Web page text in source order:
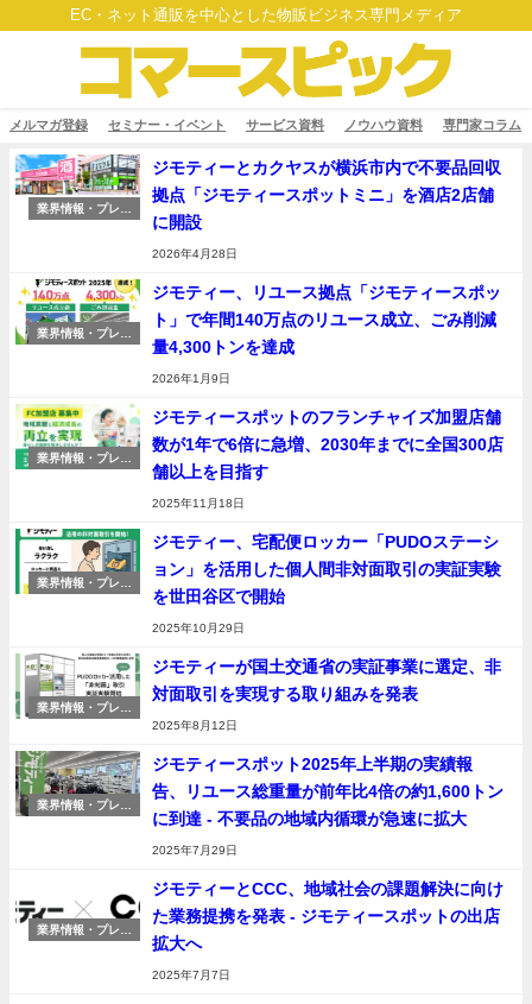
EC・ネット通販を中心とした物販ビジネス専門メディア
メルマガ登録 セミナー・イベント サービス資料 ノウハウ資料 専門家コラム
業界情報・プレス
ジモティーとカクヤスが横浜市内で不要品回収
拠点「ジモティースポットミニ」を酒店2店舗
に開設
2026年4月28日
業界情報・プレス
ジモティー、リユース拠点「ジモティースポッ
ト」で年間140万点のリユース成立、ごみ削減
量4,300トンを達成
2026年1月9日
業界情報・プレス
ジモティースポットのフランチャイズ加盟店舗
数が1年で6倍に急増、2030年までに全国300店
舗以上を目指す
2025年11月18日
業界情報・プレス
ジモティー、宅配便ロッカー「PUDOステーシ
ョン」を活用した個人間非対面取引の実証実験
を世田谷区で開始
2025年10月29日
業界情報・プレス
ジモティーが国土交通省の実証事業に選定、非
対面取引を実現する取り組みを発表
2025年8月12日
業界情報・プレス
ジモティースポット2025年上半期の実績報
告、リユース総重量が前年比4倍の約1,600トン
に到達 - 不要品の地域内循環が急速に拡大
2025年7月29日
業界情報・プレス
ジモティーとCCC、地域社会の課題解決に向け
た業務提携を発表 - ジモティースポットの出店
拡大へ
2025年7月7日